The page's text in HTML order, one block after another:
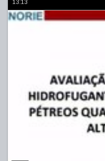
13:13